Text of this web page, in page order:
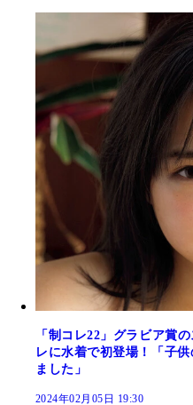
「制コレ22」グラビア賞
レに水着で初登場！「子
ました」
2024年02月05日 19:30